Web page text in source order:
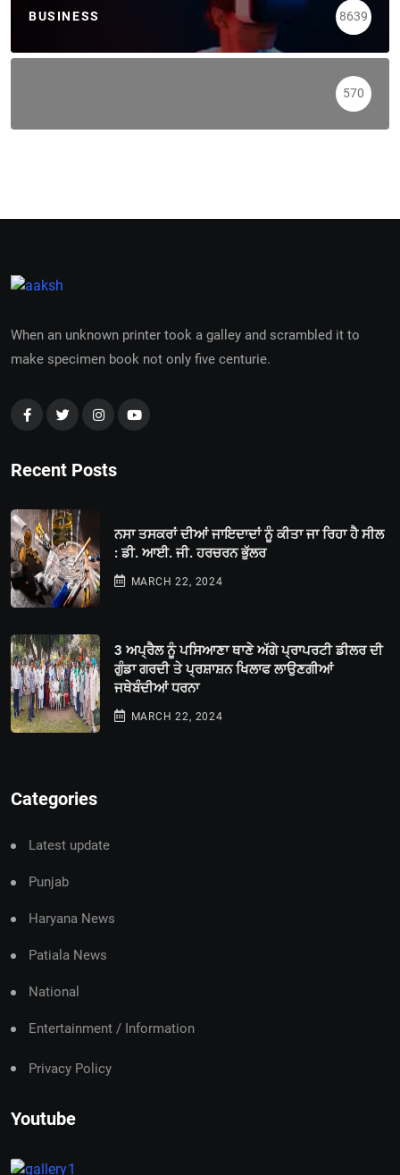
BUSINESS 8639
570
When an unknown printer took a galley and scrambled it to
make specimen book not only five centurie.
Recent Posts
ਨਸਾ ਤਸਕਰਾਂ ਦੀਆਂ ਜਾਇਦਾਦਾਂ ਨੂੰ ਕੀਤਾ ਜਾ ਰਿਹਾ ਹੈ ਸੀਲ
: ਡੀ. ਆਈ. ਜੀ. ਹਰਚਰਨ ਭੁੱਲਰ
MARCH 22, 2024
3 ਅਪ੍ਰੈਲ ਨੂੰ ਪਸਿਆਣਾ ਥਾਣੇ ਅੱਗੇ ਪ੍ਰਾਪਰਟੀ ਡੀਲਰ ਦੀ
ਗੁੰਡਾ ਗਰਦੀ ਤੇ ਪ੍ਰਸ਼ਾਸ਼ਨ ਖਿਲਾਫ ਲਾਉਣਗੀਆਂ
ਜਥੇਬੰਦੀਆਂ ਧਰਨਾ
MARCH 22, 2024
Categories
Latest update
Punjab
Haryana News
Patiala News
National
Entertainment / Information
Privacy Policy
Youtube